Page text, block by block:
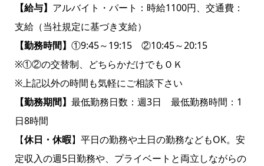
【給与】 アルバイト・パート：時給1100円、交通費：
支給（当社規定に基づき支給）
【勤務時間】 ①9:45～19:15 ②10:45～20:15
※①②の交替制、どちらかだけでもＯＫ
※上記以外の時間も気軽にご相談下さい
【勤務期間】 最低勤務日数：週3日 最低勤務時間：1
日8時間
【休日・休暇】平日の勤務や土日の勤務などもOK。安
定収入の週5日勤務や、プライベートと両立しながらの